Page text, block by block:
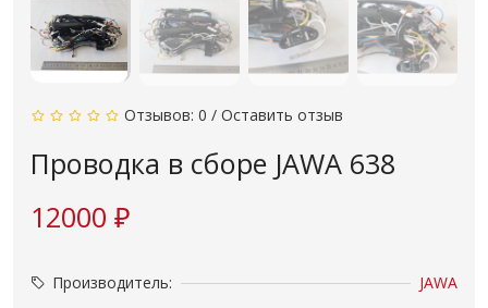
Отзывов: 0 / Оставить отзыв
Проводка в сборе JAWA 638
12000 ₽
Производитель:
JAWA